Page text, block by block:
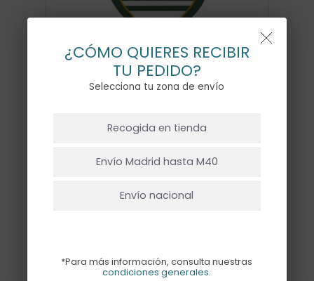
SERVILLETA PALA – 18UD
paleta en color verde. Miden 10x19cm
¿CÓMO QUIERES RECIBIR
TU PEDIDO?
Selecciona tu zona de envío
Recogida en tienda
Envío Madrid hasta M40
Envío nacional
*Para más información, consulta nuestras
condiciones generales.